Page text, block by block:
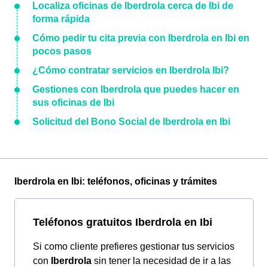
Localiza oficinas de Iberdrola cerca de Ibi de
forma rápida
Cómo pedir tu cita previa con Iberdrola en Ibi en
pocos pasos
¿Cómo contratar servicios en Iberdrola Ibi?
Gestiones con Iberdrola que puedes hacer en
sus oficinas de Ibi
Solicitud del Bono Social de Iberdrola en Ibi
Iberdrola en Ibi: teléfonos, oficinas y trámites
Teléfonos gratuitos Iberdrola en Ibi
Si como cliente prefieres gestionar tus servicios
con
Iberdrola sin tener la necesidad de ir a las